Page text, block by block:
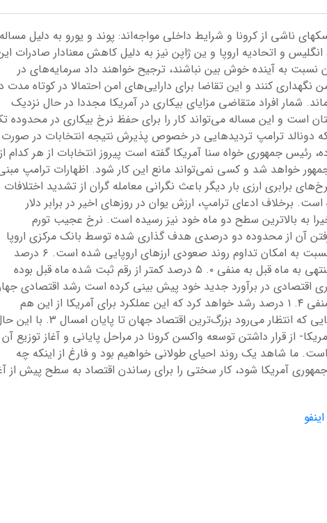
ناشی از کرونا و شرایط داخلی مواجه‌اند: پوند و یورو به دلیل مساله
انگلیس و اتحادیه اروپا و ین ژاپن نیز به دلیل کاهش معنادار صادرات
نسبت به آینده خوش بین نباشند، ترجیح خواهند داد سرمایه‌های در
نگهداری کنند و این تقاضا برای دارایی‌های امن احتمالا در کوتاه مدت
شمار افراد متقاضی مزایای بیکاری در آمریکا مجددا در حال نزدیک
است و این مساله می‌تواند کار را برای حفظ نرخ بیکاری در محدوده
دونالد ترامپ تردیدهایی در خصوص پذیرش نتیجه انتخابات در صورت
جمهوری خواه سنا آمریکا گفته است پیروز انتخابات از هر کدام از
خواهد شد و کسی نمی‌تواند مانع این کار شود. اظهارات ترامپ
برابری ارزی بار دیگر باعث نگرانی معامله گران از تشدید اختلافات
برخلاف ادعای ترامپ، ارزش یوان در روزهای اخیر در برابر دلار
به بالاترین سطح دو ماه خود نیز رسیده است. نرخ عجیب تورم
آن از محدوده دو درصدی هدف گذاری شده توسط بانک مرکزی اروپا
باعث سردرگمی معامله گران نسبت به امکان تداوم روند صعودی ارزهای اروپایی شده است. ۶ درصد
کاهش نسبت به رقم مشابه منتهی به ماه قبل به منفی ۰. ۵ درصد کمتر از رقم ثبت شده ماه قبل بوده
اقتصادی در برآورد جدید خود پیش بینی کرده است رشد اقتصادی
برای کشورها به طور متوسط منفی ۴. ۱ درصد رشد خواهد کرد که این عملکرد برای آمریکا از این هم
ناامیدکننده‌تر خواهد بود تا جایی که انتظار می‌رود بزرگ‌ترین اقتصاد جهان تا پایان
از قرار داشتن توسعه واکسن کرونا در مراحل پایانی و آغاز توزیع آن
ما شاهد یک روند احیای طولانی خواهیم بود و فارغ از اینکه چه
آمریکا شود، کار سختی را برای رساندن اقتصاد به سطح پیش از